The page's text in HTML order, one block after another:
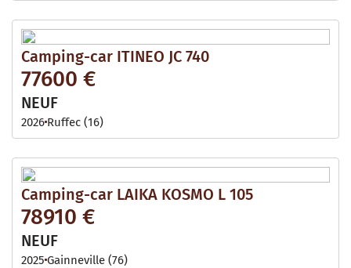
Camping-car ITINEO JC 740
77600 €
NEUF
2026 Ruffec (16)
Camping-car LAIKA KOSMO L 105
78910 €
NEUF
2025 Gainneville (76)